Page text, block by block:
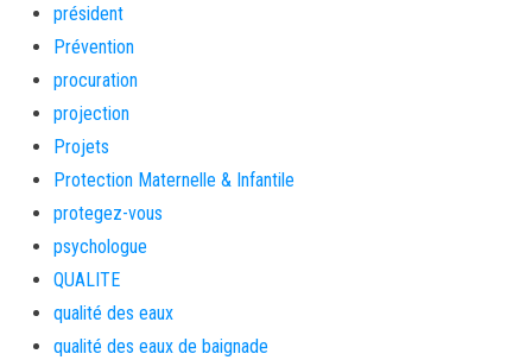
président
Prévention
procuration
projection
Projets
Protection Maternelle & Infantile
protegez-vous
psychologue
QUALITE
qualité des eaux
qualité des eaux de baignade